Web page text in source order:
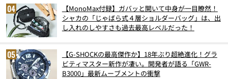
【MonoMax付録】ガバッと開いて中身が一目瞭然！
シャカの「じゃばら式４層ショルダーバッグ」は、出
し入れのしやすさも過去最高レベルだった！
【G-SHOCKの最高傑作か】18年ぶり超絶進化！グラ
ビティマスター新作が凄い。開発者が語る「GWR-
B3000」最新ムーブメントの衝撃